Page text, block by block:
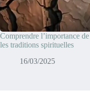
Comprendre l’importance
les traditions spirituelles
16/03/2025